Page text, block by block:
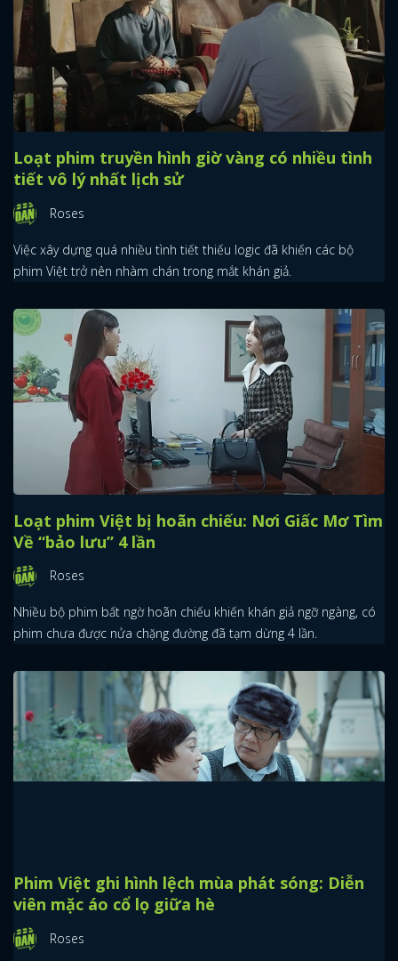
Loạt phim truyền hình giờ vàng có nhiều tình
tiết vô lý nhất lịch sử
Roses
Việc xây dựng quá nhiều tình tiết thiếu logic đã khiến các bộ
phim Việt trở nên nhàm chán trong mắt khán giả.
Loạt phim Việt bị hoãn chiếu: Nơi Giấc Mơ Tìm
Về “bảo lưu” 4 lần
Roses
Nhiều bộ phim bất ngờ hoãn chiếu khiến khán giả ngỡ ngàng, có
phim chưa được nửa chặng đường đã tạm dừng 4 lần.
Phim Việt ghi hình lệch mùa phát sóng: Diễn
viên mặc áo cổ lọ giữa hè
Roses